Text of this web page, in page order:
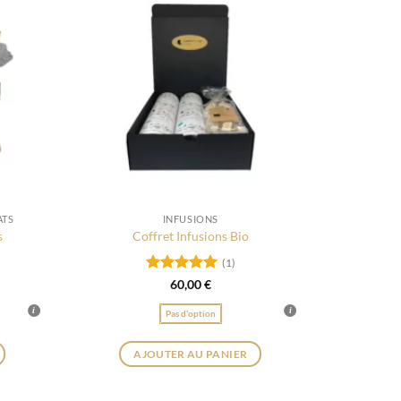
INFUSIONS
Coffret Infusions Bio
Note5sur
(1)
60,00€
Pas d'option
AJOUTER AU PANIER